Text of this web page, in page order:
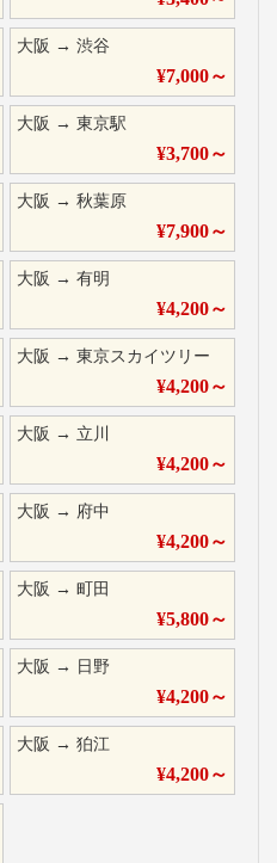
大阪 →渋谷
¥7,000～
大阪 →東京駅
¥3,700～
大阪 →秋葉原
¥7,900～
大阪 →有明
¥4,200～
大阪 →東京スカイツリー
¥4,200～
大阪 → 立川
¥4,200～
大阪 → 府中
¥4,200～
大阪 → 町田
¥5,800～
大阪 → 日野
¥4,200～
大阪 →狛江
¥4,200～